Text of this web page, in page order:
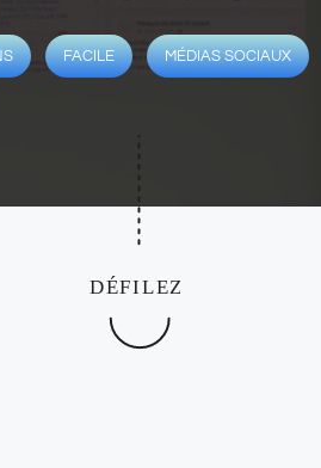
FACILE MÉDIAS SOCIAUX